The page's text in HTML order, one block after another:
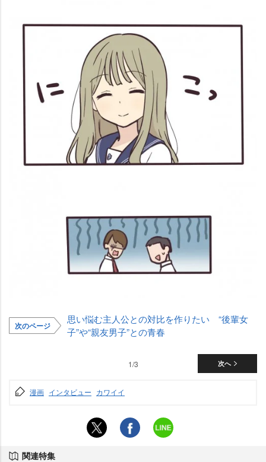
次のページ
思い悩む主人公との対比を作りたい “後輩女
子”や“親友男子”との青春
次へ
1/3
漫画 インタビュー カワイイ
関連特集